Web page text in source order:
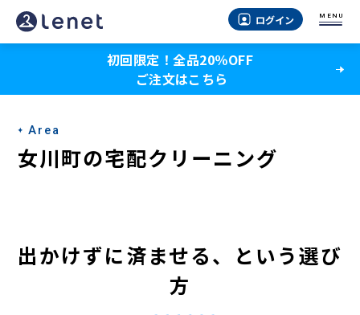
女
川
の
宅
配
ー
ニ
ログイン MENU
初回限定！全品20％OFF
ご注文はこちら
Area
女川町の宅配クリーニング
出かけずに済ませる、という選び
方